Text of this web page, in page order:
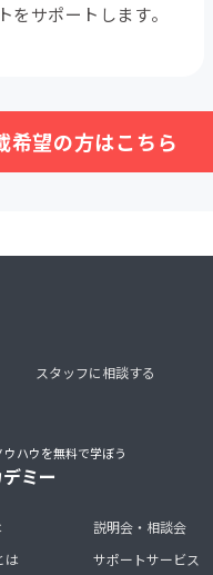
をサポートします。
希望の方はこちら
スタッフに相談する
ハウを無料で学ぼう
ミー
は
説明会・相談会
サポートサービス